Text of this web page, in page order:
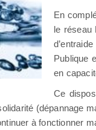
En
le réseau
Publique
en
Ce
(dépannage
à fonctionner